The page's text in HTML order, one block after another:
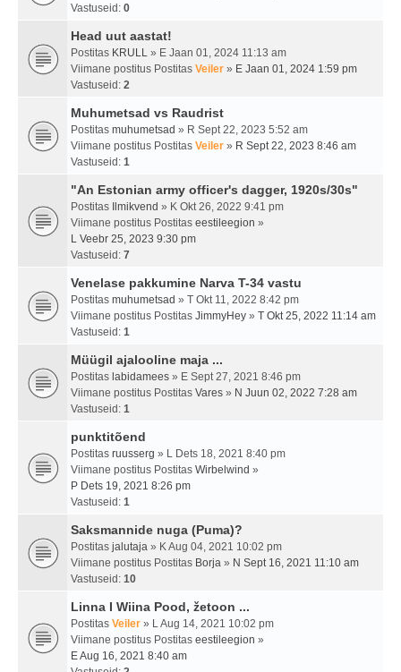
Vastuseid: 0
Head uut aastat!
Postitas KRULL » E Jaan 01, 2024 11:13 am
Viimane postitus Postitas Veiler » E Jaan 01, 2024 1:59 pm
Vastuseid: 2
Muhumetsad vs Raudrist
Postitas muhumetsad » R Sept 22, 2023 5:52 am
Viimane postitus Postitas Veiler » R Sept 22, 2023 8:46 am
Vastuseid: 1
"An Estonian army officer's dagger, 1920s/30s"
Postitas Ilmikvend » K Okt 26, 2022 9:41 pm
Viimane postitus Postitas eestileegion »
L Veebr 25, 2023 9:30 pm
Vastuseid: 7
Venelase pakkumine Narva T-34 vastu
Postitas muhumetsad » T Okt 11, 2022 8:42 pm
Viimane postitus Postitas JimmyHey » T Okt 25, 2022 11:14 am
Vastuseid: 1
Müügil ajalooline maja ...
Postitas labidamees » E Sept 27, 2021 8:46 pm
Viimane postitus Postitas Vares » N Juun 02, 2022 7:28 am
Vastuseid: 1
punktitõend
Postitas ruusserg » L Dets 18, 2021 8:40 pm
Viimane postitus Postitas Wirbelwind »
P Dets 19, 2021 8:26 pm
Vastuseid: 1
Saksmannide nuga (Puma)?
Postitas jalutaja » K Aug 04, 2021 10:02 pm
Viimane postitus Postitas Borja » N Sept 16, 2021 11:10 am
Vastuseid: 10
Linna I Wiina Pood, žetoon ...
Postitas Veiler » L Aug 14, 2021 10:02 pm
Viimane postitus Postitas eestileegion »
E Aug 16, 2021 8:40 am